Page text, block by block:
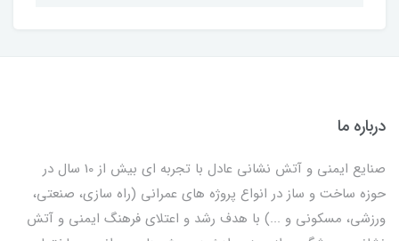
درباره ما
صنایع ایمنی و آتش نشانی عادل با تجربه ای بیش از 10 سال در
حوزه ساخت و ساز در انواع پروژه های عمرانی (راه سازی، صنعتی،
ورزشی، مسکونی و ...) با هدف رشد و اعتلای فرهنگ ایمنی و آتش